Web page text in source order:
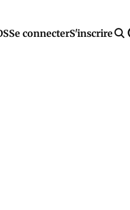
Se connecterS'inscrire